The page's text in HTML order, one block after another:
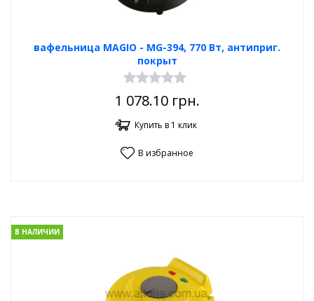
вафельница MAGIO - МG-394, 770 Вт, антиприг.
покрыт
1 078.10грн.
Купить в 1 клик
В избранное
В НАЛИЧИИ